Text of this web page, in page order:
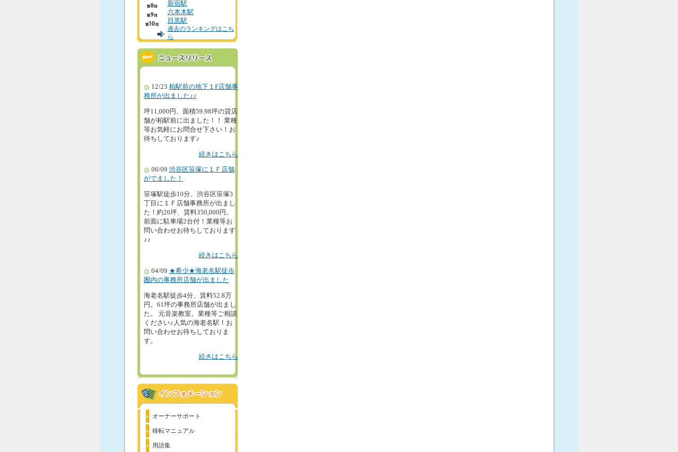
新宿駅
六本木駅
目黒駅
過去のランキングはこち
ら
12/23 柏駅前の地下１F店舗事
務所が出ました♪♪
坪11,000円、面積59.98坪の貸店
舗が柏駅前に出ました！！ 業種
等お気軽にお問合せ下さい！お
待ちしております♪
続きはこちら
06/09 渋谷区笹塚に１Ｆ店舗
がでました！
笹塚駅徒歩10分、渋谷区笹塚3
丁目に１Ｆ店舗事務所が出まし
た！約26坪、賃料350,000円。
前面に駐車場2台付！業種等お
問い合わせお待ちしております
♪♪
続きはこちら
04/09 ★希少★海老名駅徒歩
圏内の事務所店舗が出ました
海老名駅徒歩4分、賃料52.8万
円。61坪の事務所店舗が出まし
た。 元音楽教室。業種等ご相談
ください♪人気の海老名駅！お
問い合わせお待ちしておりま
す。
続きはこちら
オーナーサポート
移転マニュアル
用語集